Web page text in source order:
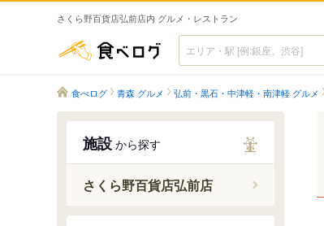
さくら野百貨店弘前店内 グルメ・レストラン
食べログ
食べログ 青森 グルメ 弘前・黒石・中津軽・南津軽 グルメ
施設 から探す
さくら野百貨店弘前店